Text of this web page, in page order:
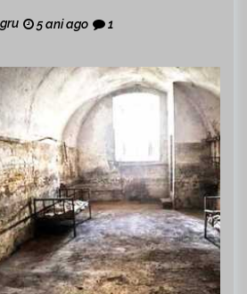
5 ani ago 1